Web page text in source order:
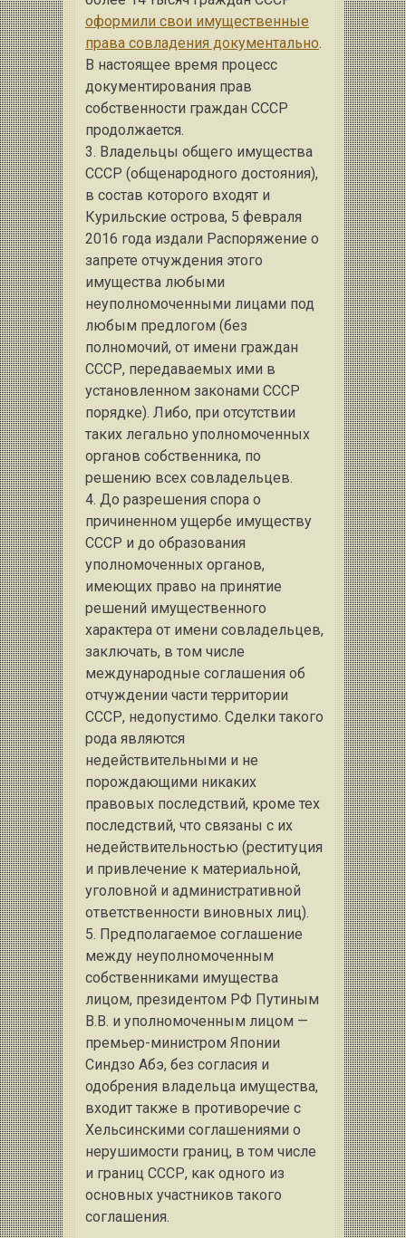
оформили свои имущественные
права совладения документально.
В настоящее время процесс
документирования прав
собственности граждан СССР
продолжается.
3. Владельцы общего имущества
СССР (общенародного достояния),
в состав которого входят и
Курильские острова, 5 февраля
2016 года издали Распоряжение о
запрете отчуждения этого
имущества любыми
неуполномоченными лицами под
любым предлогом (без
полномочий, от имени граждан
СССР, передаваемых ими в
установленном законами СССР
порядке). Либо, при отсутствии
таких легально уполномоченных
органов собственника, по
решению всех совладельцев.
4. До разрешения спора о
причиненном ущербе имуществу
СССР и до образования
уполномоченных органов,
имеющих право на принятие
решений имущественного
характера от имени совладельцев,
заключать, в том числе
международные соглашения об
отчуждении части территории
СССР, недопустимо. Сделки такого
рода являются
недействительными и не
порождающими никаких
правовых последствий, кроме тех
последствий, что связаны с их
недействительностью (реституция
и привлечение к материальной,
уголовной и административной
ответственности виновных лиц).
5. Предполагаемое соглашение
между неуполномоченным
собственниками имущества
лицом, президентом РФ Путиным
В.В. и уполномоченным лицом —
премьер-министром Японии
Синдзо Абэ, без согласия и
одобрения владельца имущества,
входит также в противоречие с
Хельсинскими соглашениями о
нерушимости границ, в том числе
и границ СССР, как одного из
основных участников такого
соглашения.